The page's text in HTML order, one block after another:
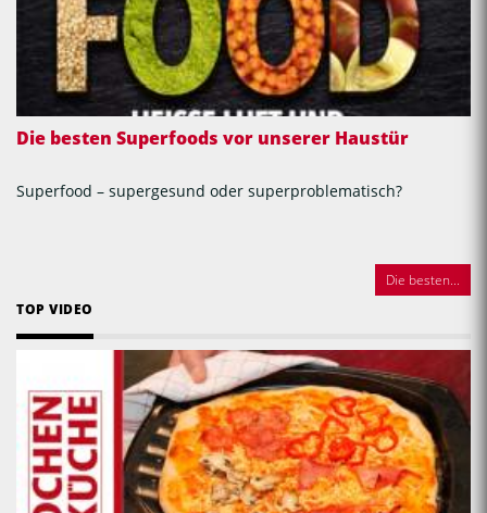
Die besten Superfoods vor unserer Haustür
Superfood – supergesund oder superproblematisch?
Die besten...
TOP VIDEO